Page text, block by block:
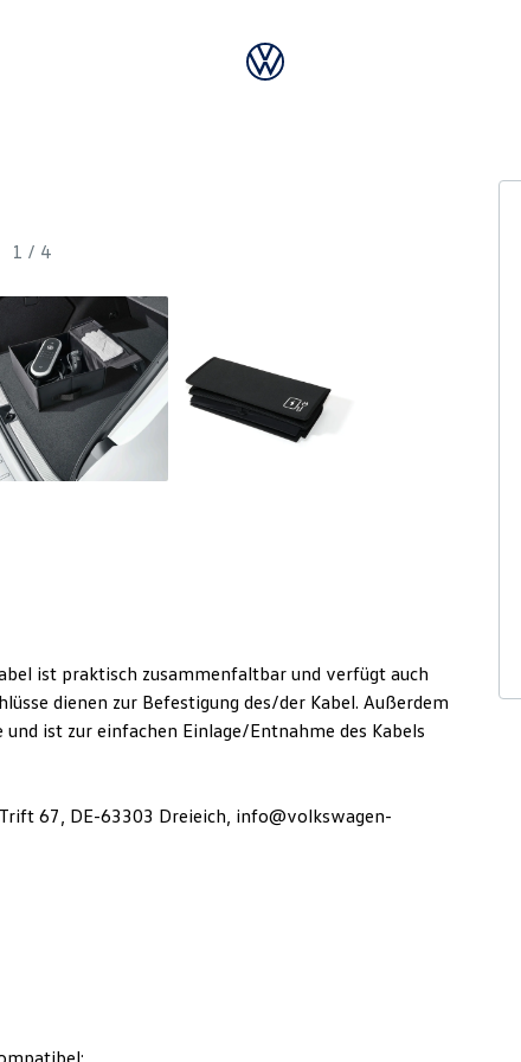
1 / 4
ist praktisch zusammenfaltbar und verfügt auch
dienen zur Befestigung des/der Kabel. Außerdem
ist zur einfachen Einlage/Entnahme des Kabels
67, DE-63303 Dreieich, info@volkswagen-